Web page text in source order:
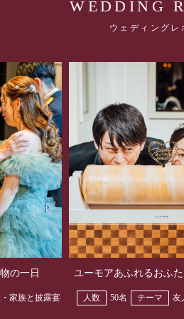
WEDDING
ウェディングレ
の一日
家族と披露宴
ユーモアあふれるおふ
人数 50名 テーマ 友